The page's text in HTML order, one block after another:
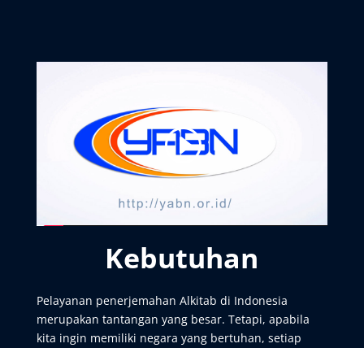
Kebutuhan
Pelayanan penerjemahan Alkitab di Indonesia
merupakan tantangan yang besar. Tetapi, apabila
kita ingin memiliki negara yang bertuhan, setiap